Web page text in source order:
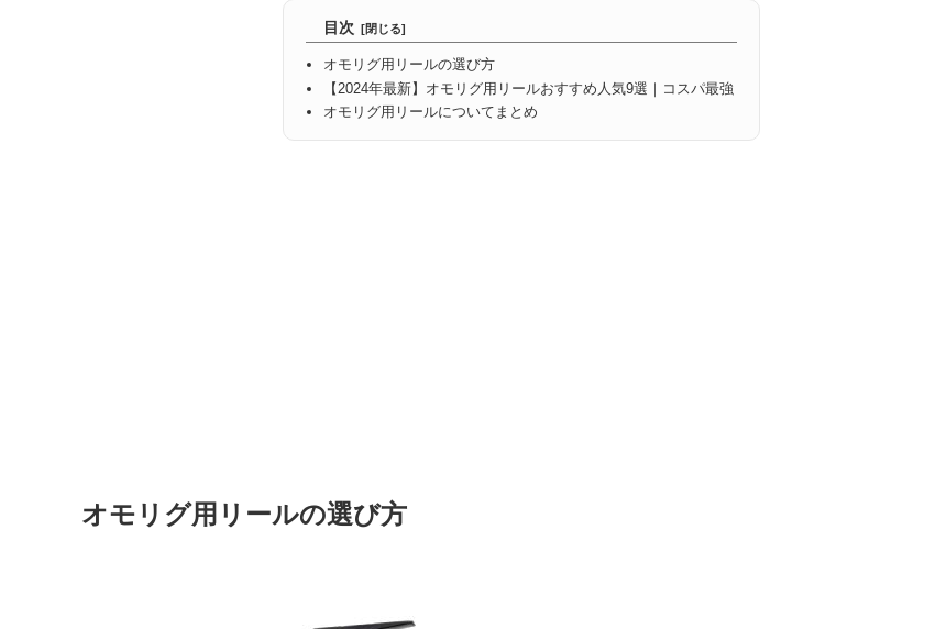
目次
オモリグ用リールの選び方
【2024年最新】オモリグ用リールおすすめ人気9選｜コスパ最強
オモリグ用リールについてまとめ
オモリグ用リールの選び方